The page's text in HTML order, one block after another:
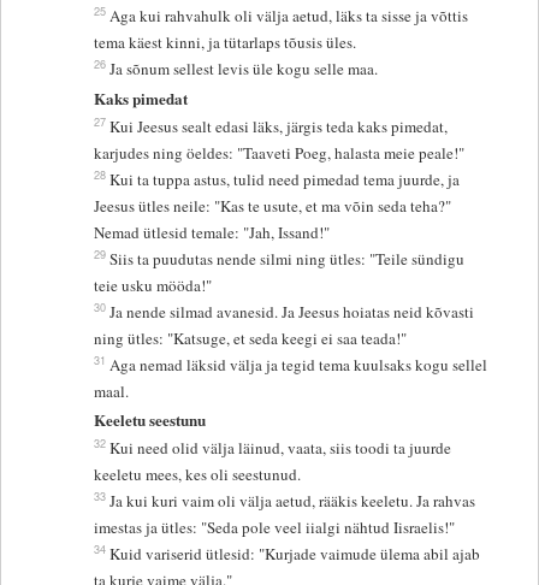
25 Aga kui rahvahulk oli välja aetud, läks ta sisse ja võttis
tema käest kinni, ja tütarlaps tõusis üles.
26 Ja sõnum sellest levis üle kogu selle maa.
Kaks pimedat
27 Kui Jeesus sealt edasi läks, järgis teda kaks pimedat,
karjudes ning öeldes: "Taaveti Poeg, halasta meie peale!"
28 Kui ta tuppa astus, tulid need pimedad tema juurde, ja
Jeesus ütles neile: "Kas te usute, et ma võin seda teha?"
Nemad ütlesid temale: "Jah, Issand!"
29 Siis ta puudutas nende silmi ning ütles: "Teile sündigu
teie usku mööda!"
30 Ja nende silmad avanesid. Ja Jeesus hoiatas neid kõvasti
ning ütles: "Katsuge, et seda keegi ei saa teada!"
31 Aga nemad läksid välja ja tegid tema kuulsaks kogu sellel
maal.
Keeletu seestunu
32 Kui need olid välja läinud, vaata, siis toodi ta juurde
keeletu mees, kes oli seestunud.
33 Ja kui kuri vaim oli välja aetud, rääkis keeletu. Ja rahvas
imestas ja ütles: "Seda pole veel iialgi nähtud Iisraelis!"
34 Kuid variserid ütlesid: "Kurjade vaimude ülema abil ajab
ta kurje vaime välja."